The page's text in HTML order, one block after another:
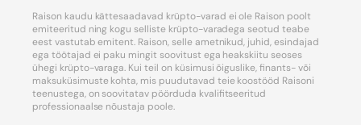
Raison kaudu kättesaadavad krüpto-varad ei ole Raison poolt
emiteeritud ning kogu selliste krüpto-varadega seotud teabe
eest vastutab emitent. Raison, selle ametnikud, juhid, esindajad
ega töötajad ei paku mingit soovitust ega heakskiitu seoses
ühegi krüpto-varaga. Kui teil on küsimusi õiguslike, finants- või
maksuküsimuste kohta, mis puudutavad teie koostööd Raisoni
teenustega, on soovitatav pöörduda kvalifitseeritud
professionaalse nõustaja poole.